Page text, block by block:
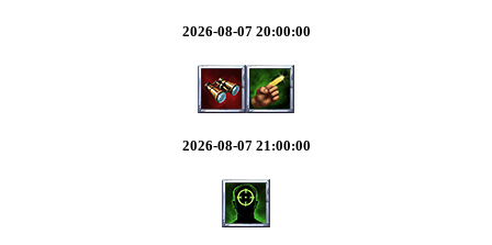
2026-08-07 20:00:00
2026-08-07 21:00:00